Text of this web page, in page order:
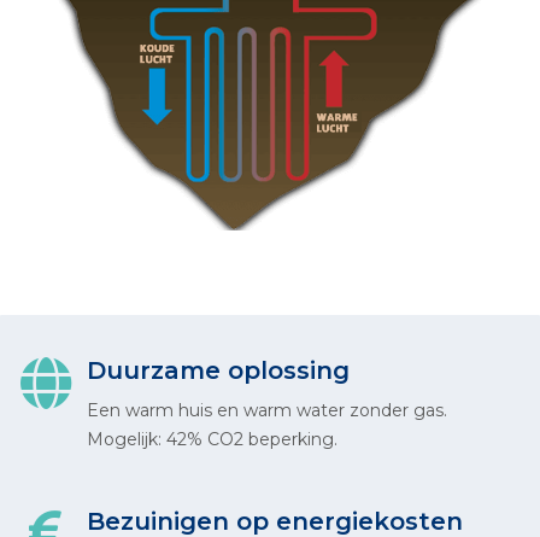
Duurzame oplossing
Een warm huis en warm water zonder gas.
Mogelijk: 42% CO2 beperking.
Bezuinigen op energiekosten